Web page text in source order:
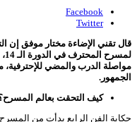
Facebook
Twitter
قال تقني الإضاءة مختار موفق إن
مواصلة الدرب والمضي
الجمهور.
كيف التحقت بعالم
حكاية الفن الرابع بدأت من